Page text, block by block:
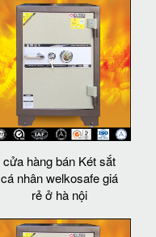
cửa hàng bán Két sắt
cá nhân welkosafe giá
rẻ ở hà nội